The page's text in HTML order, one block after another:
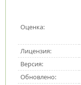
Оценка:
Лицензия:
Версия:
Обновлено: